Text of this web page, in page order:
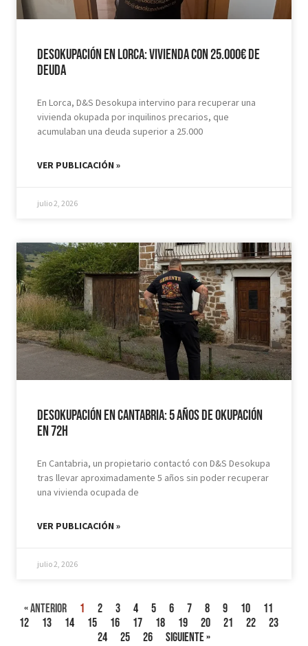
Desokupación en Lorca: Vivienda con 25.000€ de
Deuda
En Lorca, D&S Desokupa intervino para recuperar una
vivienda okupada por inquilinos precarios, que
acumulaban una deuda superior a 25.000
VER PUBLICACIÓN »
julio 2, 2026
Desokupación en Cantabria: 5 Años de Okupación
en 72H
En Cantabria, un propietario contactó con D&S Desokupa
tras llevar aproximadamente 5 años sin poder recuperar
una vivienda ocupada de
VER PUBLICACIÓN »
julio 2, 2026
« Anterior 1 2 3 4 5 6 7 8 9 10
11
12
13 14 15 16 17 18 19 20 21 22
23
24
25 26 Siguiente »